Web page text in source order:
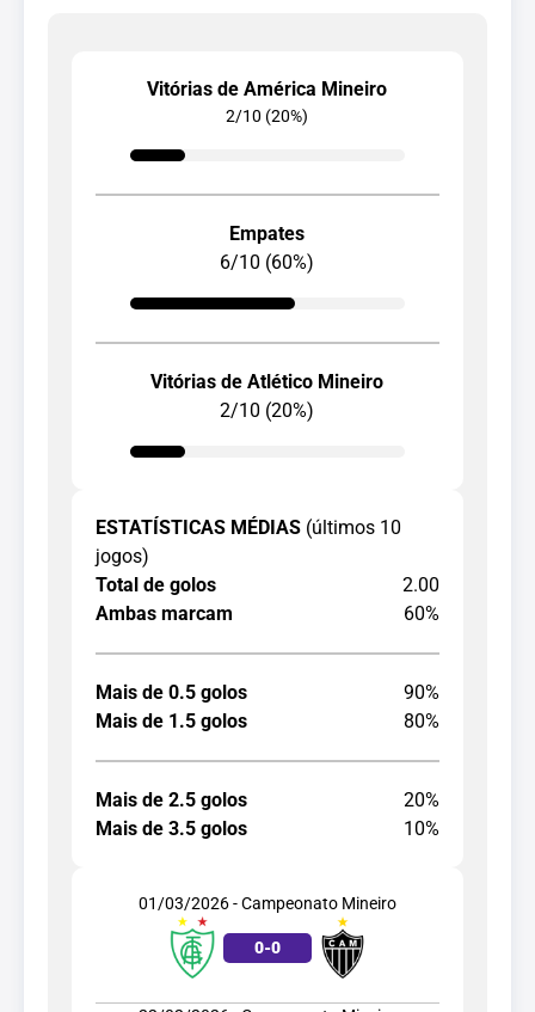
Vitórias de América Mineiro
2/10 (20%)
Empates
6/10 (60%)
Vitórias de Atlético Mineiro
2/10 (20%)
ESTATÍSTICAS MÉDIAS (últimos 10
jogos)
Total de golos
2.00
Ambas marcam
60%
Mais de 0.5 golos
90%
Mais de 1.5 golos
80%
Mais de 2.5 golos
20%
Mais de 3.5 golos
10%
01/03/2026 - Campeonato Mineiro
0-0